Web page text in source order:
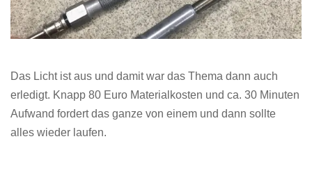
Das Licht ist aus und damit war das Thema dann auch
erledigt. Knapp 80 Euro Materialkosten und ca. 30 Minuten
Aufwand fordert das ganze von einem und dann sollte
alles wieder laufen.